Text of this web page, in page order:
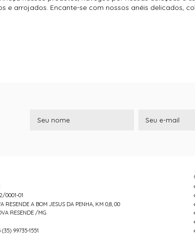
e arrojados. Encante-se com nossos anéis delicados,
0001-01
RESENDE A BOM JESUS DA PENHA, KM 0,8, 00
RESENDE /MG
99735-1551